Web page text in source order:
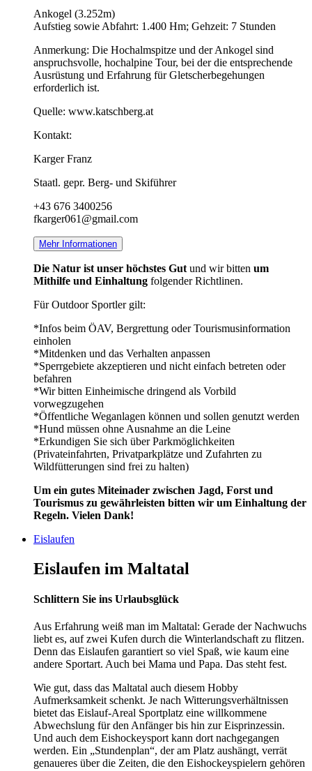
Ankogel (3.252m)
Aufstieg sowie Abfahrt: 1.400 Hm; Gehzeit: 7 Stunden
Anmerkung: Die Hochalmspitze und der Ankogel sind
anspruchsvolle, hochalpine Tour, bei der die entsprechende
Ausrüstung und Erfahrung für Gletscherbegehungen
erforderlich ist.
Quelle: www.katschberg.at
Kontakt:
Karger Franz
Staatl. gepr. Berg- und Skiführer
+43 676 3400256
fkarger061@gmail.com
Mehr Informationen
Die Natur ist unser höchstes Gut und wir bitten um
Mithilfe und Einhaltung folgender Richtlinen.
Für Outdoor Sportler gilt:
*Infos beim ÖAV, Bergrettung oder Tourismusinformation
einholen
*Mitdenken und das Verhalten anpassen
*Sperrgebiete akzeptieren und nicht einfach betreten oder
befahren
*Wir bitten Einheimische dringend als Vorbild
vorwegzugehen
*Öffentliche Weganlagen können und sollen genutzt werden
*Hund müssen ohne Ausnahme an die Leine
*Erkundigen Sie sich über Parkmöglichkeiten
(Privateinfahrten, Privatparkplätze und Zufahrten zu
Wildfütterungen sind frei zu halten)
Um ein gutes Miteinader zwischen Jagd, Forst und
Tourismus zu gewährleisten bitten wir um Einhaltung der
Regeln. Vielen Dank!
Eislaufen
Eislaufen im Maltatal
Schlittern Sie ins Urlaubsglück
Aus Erfahrung weiß man im Maltatal: Gerade der Nachwuchs
liebt es, auf zwei Kufen durch die Winterlandschaft zu flitzen.
Denn das Eislaufen garantiert so viel Spaß, wie kaum eine
andere Sportart. Auch bei Mama und Papa. Das steht fest.
Wie gut, dass das Maltatal auch diesem Hobby
Aufmerksamkeit schenkt. Je nach Witterungsverhältnissen
bietet das Eislauf-Areal Sportplatz eine willkommene
Abwechslung für den Anfänger bis hin zur Eisprinzessin.
Und auch dem Eishockeysport kann dort nachgegangen
werden. Ein „Stundenplan“, der am Platz aushängt, verrät
genaueres über die Zeiten, die den Eishockeyspielern gehören